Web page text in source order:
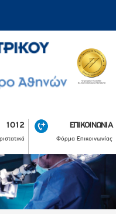
1012 ΕΠΙΚΟΙΝΩΝΙΑ
Φόρμα Επικοινωνίας